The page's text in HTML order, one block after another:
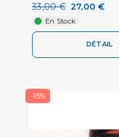
33,00 € 27,00 €
En Stock
DÉTAIL
-15%